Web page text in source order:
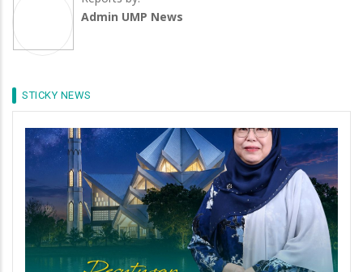
Admin UMP News
STICKY NEWS